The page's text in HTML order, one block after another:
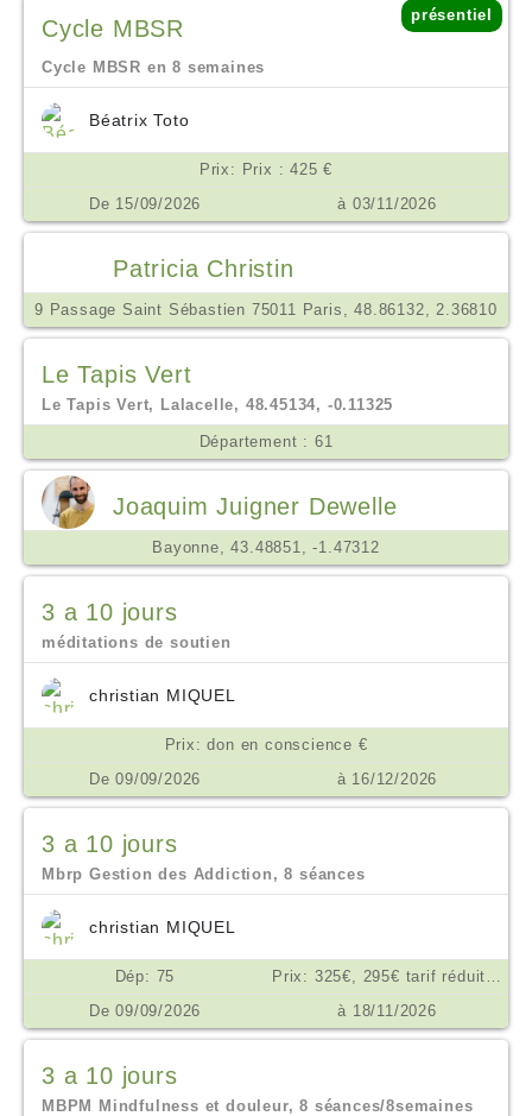
Cycle MBSR
présentiel
Cycle MBSR en 8 semaines
Béatrix Toto
Prix: Prix : 425 €
De 15/09/2026
à 03/11/2026
Patricia Christin
9 Passage Saint Sébastien 75011 Paris, 48.86132, 2.36810
Le Tapis Vert
Le Tapis Vert, Lalacelle, 48.45134, -0.11325
Département : 61
Joaquim Juigner Dewelle
Bayonne, 43.48851, -1.47312
3 a 10 jours
méditations de soutien
christian MIQUEL
Prix: don en conscience €
De 09/09/2026
à 16/12/2026
3 a 10 jours
Mbrp Gestion des Addiction, 8 séances
christian MIQUEL
Dép: 75
Prix: 325€, 295€ tarif réduit, ou don en conscience selon ses moyens €
De 09/09/2026
à 18/11/2026
3 a 10 jours
MBPM Mindfulness et douleur, 8 séances/8semaines